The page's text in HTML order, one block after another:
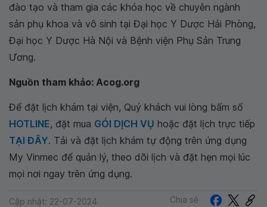
đào tạo và tham gia các khóa học về chuyên ngành
sản phụ khoa và vô sinh tại Đại học Y Dược Hải Phòng,
Đại học Y Dược Hà Nội và Bệnh viện Phụ Sản Trung
Ương.
Nguồn tham khảo: Acog.org
Để đặt lịch khám tại viện, Quý khách vui lòng bấm số
HOTLINE, đặt mua GÓI DỊCH VỤ hoặc đặt lịch trực tiếp
TẠI ĐÂY. Tải và đặt lịch khám tự động trên ứng dụng
My Vinmec để quản lý, theo dõi lịch và đặt hẹn mọi lúc
mọi nơi ngay trên ứng dụng.
Cập nhật: 22-07-2024 Chia sẻ